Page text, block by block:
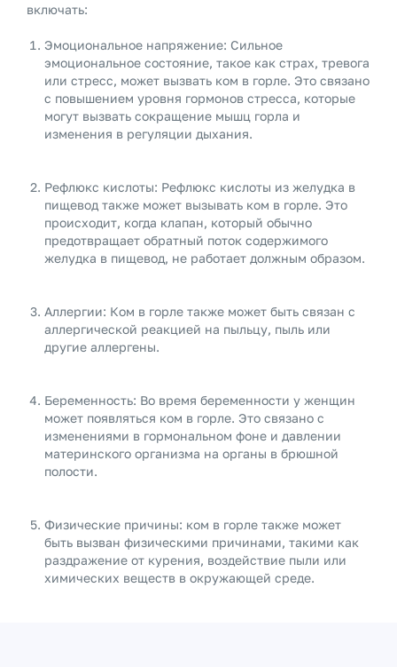
включать:
Эмоциональное напряжение: Сильное
эмоциональное состояние, такое как страх, тревога
или стресс, может вызвать ком в горле. Это связано
с повышением уровня гормонов стресса, которые
могут вызвать сокращение мышц горла и
изменения в регуляции дыхания.
Рефлюкс кислоты: Рефлюкс кислоты из желудка в
пищевод также может вызывать ком в горле. Это
происходит, когда клапан, который обычно
предотвращает обратный поток содержимого
желудка в пищевод, не работает должным образом.
Аллергии: Ком в горле также может быть связан с
аллергической реакцией на пыльцу, пыль или
другие аллергены.
Беременность: Во время беременности у женщин
может появляться ком в горле. Это связано с
изменениями в гормональном фоне и давлении
материнского организма на органы в брюшной
полости.
Физические причины: ком в горле также может
быть вызван физическими причинами, такими как
раздражение от курения, воздействие пыли или
химических веществ в окружающей среде.